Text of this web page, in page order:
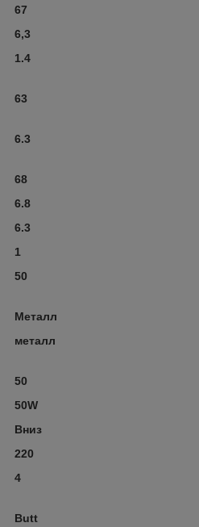
67
6,3
1.4
63
6.3
68
6.8
6.3
1
50
Металл
металл
50
50W
Вниз
220
4
Butt